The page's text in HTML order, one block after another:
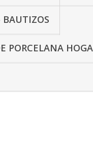
BAUTIZOS
PORCELANA